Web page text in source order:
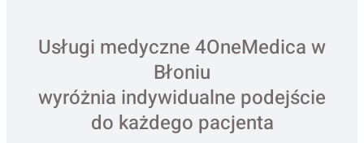
Usługi medyczne 4OneMedica w
Błoniu
wyróżnia indywidualne podejście
do każdego pacjenta